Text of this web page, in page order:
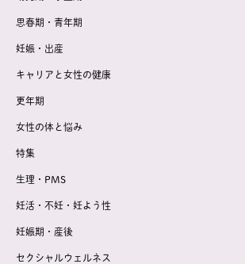
思春期・青年期
妊娠・出産
キャリアと女性の健康
更年期
女性の体と悩み
特集
生理・PMS
妊活・不妊・妊よう性
妊娠期・産後
セクシャルウェルネス